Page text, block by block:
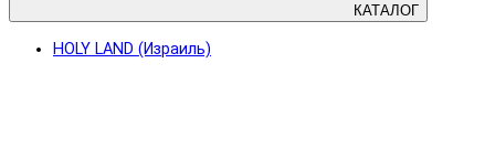
КАТАЛОГ
HOLY LAND (Израиль)